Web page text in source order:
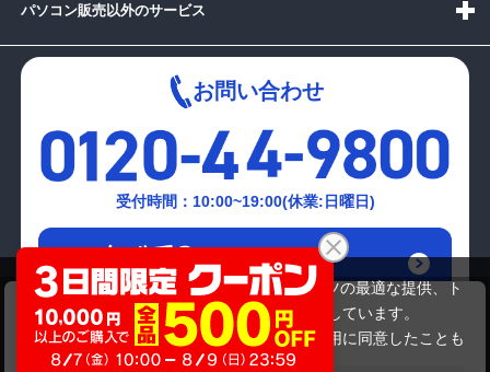
DELL SP1908FPt
商品価格 10,999,999円
パソコン販売以外のサービス
お問い合わせ
受付時間：10:00~19:00(休業:日曜日)
メールでの
お問い合わせはこちら
当サイトでは利用体験の向上およびコンテンツの最適な提供、ト
ラフィックの分析を目的としてCookieを使用しています。
サイトの閲覧を継続された場合、Cookieの利用に同意したことも
のといたします。